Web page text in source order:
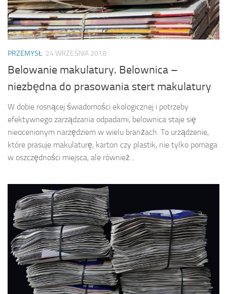
PRZEMYSŁ 24 WRZEŚNIA 2018
Belowanie makulatury. Belownica –
niezbędna do prasowania stert makulatury
W dobie rosnącej świadomości ekologicznej i potrzeby
efektywnego zarządzania odpadami, belownica staje się
nieocenionym narzędziem w wielu branżach. To urządzenie,
które prasuje makulaturę, karton czy plastik, nie tylko pomaga
w oszczędności miejsca, ale również...